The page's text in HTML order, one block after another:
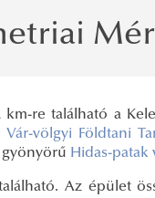
re található a
Vár-völgyi Földtani
Hidas-patak
Az épület